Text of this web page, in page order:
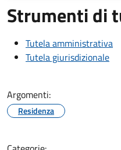
Strumenti di
Tutela amministrativa
Tutela giurisdizionale
Argomenti:
Residenza